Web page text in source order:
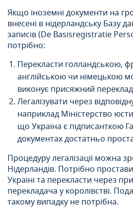
Якщо іноземні документи на
внесені в нідерландську Базу
записів (De Basisregistratie
потрібно:
Перекласти голландською,
англійською чи німецькою
виконує присяжний
Легалізувати через
наприклад Міністерство
що Україна є підписанткою
документах достатньо
Процедуру легалізації можна
Нідерландів. Потрібно
Україні та перекласти через
перекладача у королівстві.
такому випадку не потрібна.